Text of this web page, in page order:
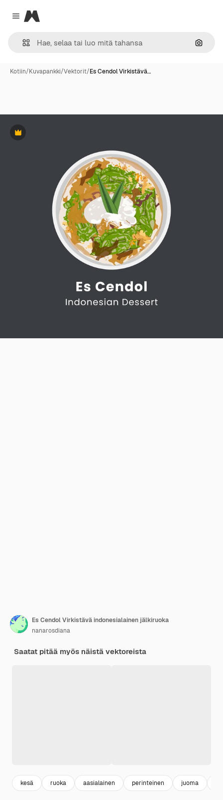
Close menu
Magnific
Hae
Kotiin/Kuvapankki/Vektorit/Es Cendol Virkistävä…
Premium
Es Cendol Virkistävä indonesialainen jälkiruoka
nanarosdiana
Saatat pitää myös näistä vektoreista
kesä ruoka aasialainen perinteinen juoma